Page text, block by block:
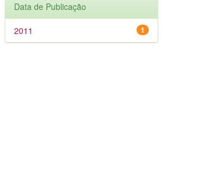
Data de Publicação
1
2011